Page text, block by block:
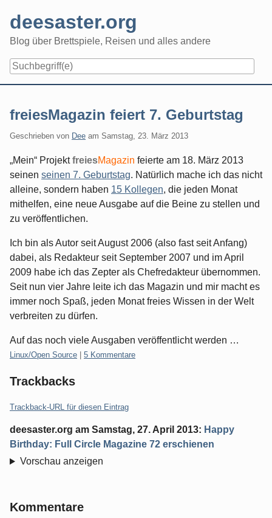
content
deesaster.org
Blog über Brettspiele, Reisen und alles andere
freiesMagazin feiert 7. Geburtstag
Geschrieben von Dee am Samstag, 23. März 2013
„Mein“ ProjektfreiesMagazin feierte am 18. März 2013
seinen seinen 7. Geburtstag. Natürlich mache ich das nicht
alleine, sondern haben 15 Kollegen, die jeden Monat
mithelfen, eine neue Ausgabe auf die Beine zu stellen und
zu veröffentlichen.
Ich bin als Autor seit August 2006 (also fast seit Anfang)
dabei, als Redakteur seit September 2007 und im April
2009 habe ich das Zepter als Chefredakteur übernommen.
Seit nun vier Jahre leite ich das Magazin und mir macht es
immer noch Spaß, jeden Monat freies Wissen in der Welt
verbreiten zu dürfen.
Auf das noch viele Ausgaben veröffentlicht werden …
Kategorien:
Linux/Open Source 5 Kommentare
Trackbacks
Trackback-URL für diesen Eintrag
deesaster.org am Samstag, 27. April 2013: Happy
Birthday: Full Circle Magazine 72 erschienen
Vorschau anzeigen
Kommentare